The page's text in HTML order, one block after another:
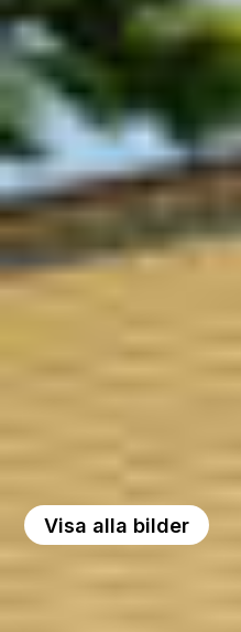
Visa alla bilder